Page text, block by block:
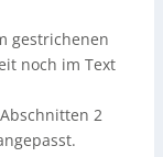
gestrichenen
noch im Text
2